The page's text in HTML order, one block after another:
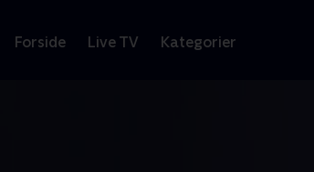
Forside Live TV Kategorier